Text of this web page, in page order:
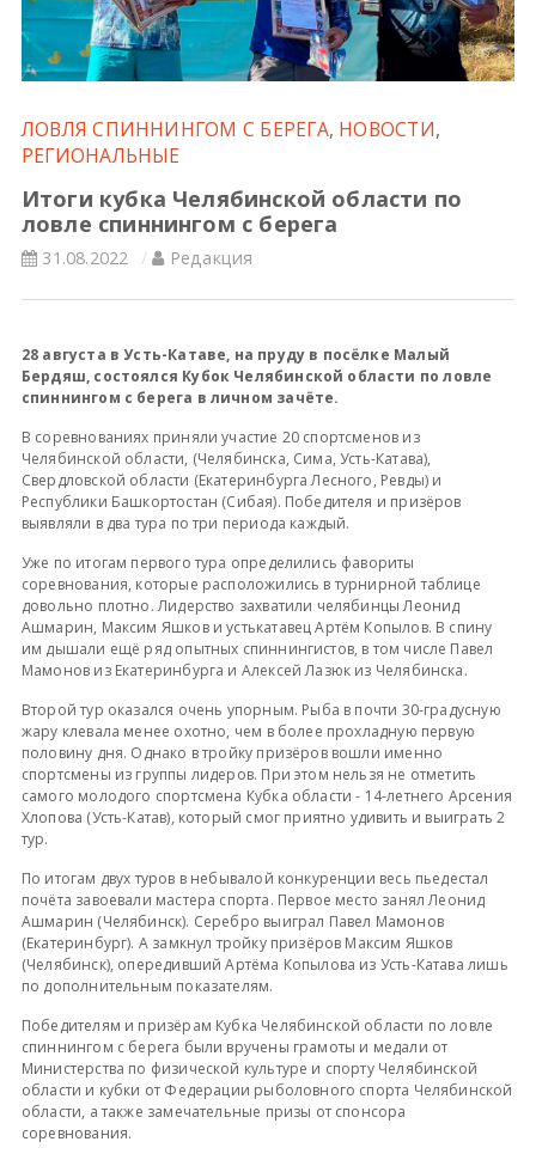
ЛОВЛЯ СПИННИНГОМ С БЕРЕГА, НОВОСТИ,
РЕГИОНАЛЬНЫЕ
Итоги кубка Челябинской области по
ловле спиннингом с берега
31.08.2022 Редакция
28 августа в Усть-Катаве, на пруду в посёлке Малый
Бердяш, состоялся Кубок Челябинской области по ловле
спиннингом с берега в личном зачёте.
В соревнованиях приняли участие 20 спортсменов из
Челябинской области, (Челябинска, Сима, Усть-Катава),
Свердловской области (Екатеринбурга Лесного, Ревды) и
Республики Башкортостан (Сибая). Победителя и призёров
выявляли в два тура по три периода каждый.
Уже по итогам первого тура определились фавориты
соревнования, которые расположились в турнирной таблице
довольно плотно. Лидерство захватили челябинцы Леонид
Ашмарин, Максим Яшков и устькатавец Артём Копылов. В спину
им дышали ещё ряд опытных спиннингистов, в том числе Павел
Мамонов из Екатеринбурга и Алексей Лазюк из Челябинска.
Второй тур оказался очень упорным. Рыба в почти 30-градусную
жару клевала менее охотно, чем в более прохладную первую
половину дня. Однако в тройку призёров вошли именно
спортсмены из группы лидеров. При этом нельзя не отметить
самого молодого спортсмена Кубка области - 14-летнего Арсения
Хлопова (Усть-Катав), который смог приятно удивить и выиграть 2
тур.
По итогам двух туров в небывалой конкуренции весь пьедестал
почёта завоевали мастера спорта. Первое место занял Леонид
Ашмарин (Челябинск). Серебро выиграл Павел Мамонов
(Екатеринбург). А замкнул тройку призёров Максим Яшков
(Челябинск), опередивший Артёма Копылова из Усть-Катава лишь
по дополнительным показателям.
Победителям и призёрам Кубка Челябинской области по ловле
спиннингом с берега были вручены грамоты и медали от
Министерства по физической культуре и спорту Челябинской
области и кубки от Федерации рыболовного спорта Челябинской
области, а также замечательные призы от спонсора
соревнования.
Всероссийские правила